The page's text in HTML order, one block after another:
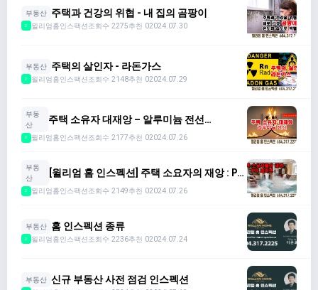
부동산 주택과 건강의 위협 - 내 집의 곰팡이
2 윌리엄홈인스팩션조회수 2275추천 02024.07.30
부동산 주택의 살인자 - 라돈가스
2 윌리엄홈인스팩션조회수 2148추천 02024.07.29
부동
산
주택 소유자 대재앙 – 알루미늄 전선
2 윌리엄홈인스팩션조회수 2177추천 02024.07.26
부동
산
[윌리엄 홈 인스펙션] 주택 소요자의 재앙 : PB
2 윌리엄홈인스팩션조회수 2149추천 02024.07.26
부동산 홈 인스펙션 종류
2 윌리엄홈인스팩션조회수 2236추천 02024.07.24
부동산 신규 부동산 사전 점검 인스펙션